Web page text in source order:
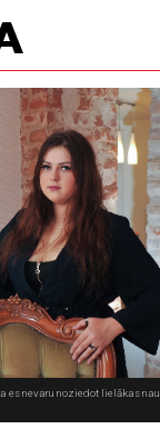
es nevaru noziedot lielākas